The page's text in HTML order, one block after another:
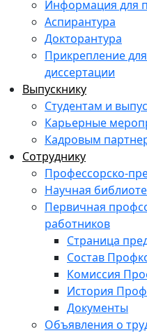
Информация для
Аспирантура
Докторантура
Прикрепление
диссертации
Выпускнику
Студентам и
Карьерные
Кадровым
Сотруднику
Профессорско-
Научная
Первичная
работников
Страница
Состав
Комиссия
История
Документы
Объявления о